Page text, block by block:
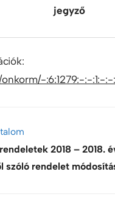
jegyző
:6:1279:-:-:1:-:-
2018 – 2018.
szóló rendelet